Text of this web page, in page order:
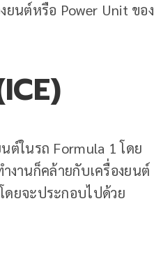
ยนต์หรือ Power Unit ของ
ต์ในรถ Formula 1 โดย
งานก็คล้ายกับเครื่องยนต์
ดยจะประกอบไปด้วย